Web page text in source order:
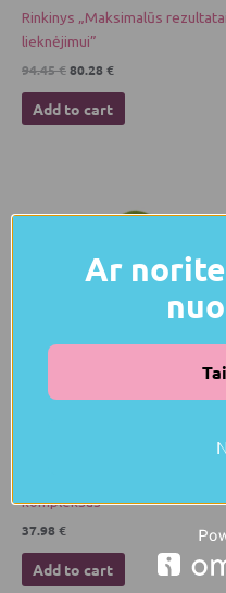
Rinkinys „Maksimalūs rezultatai
lieknėjimui”
94.45€80.28€
Add to cart
kompleksas
37.98€
Add to cart
Ar